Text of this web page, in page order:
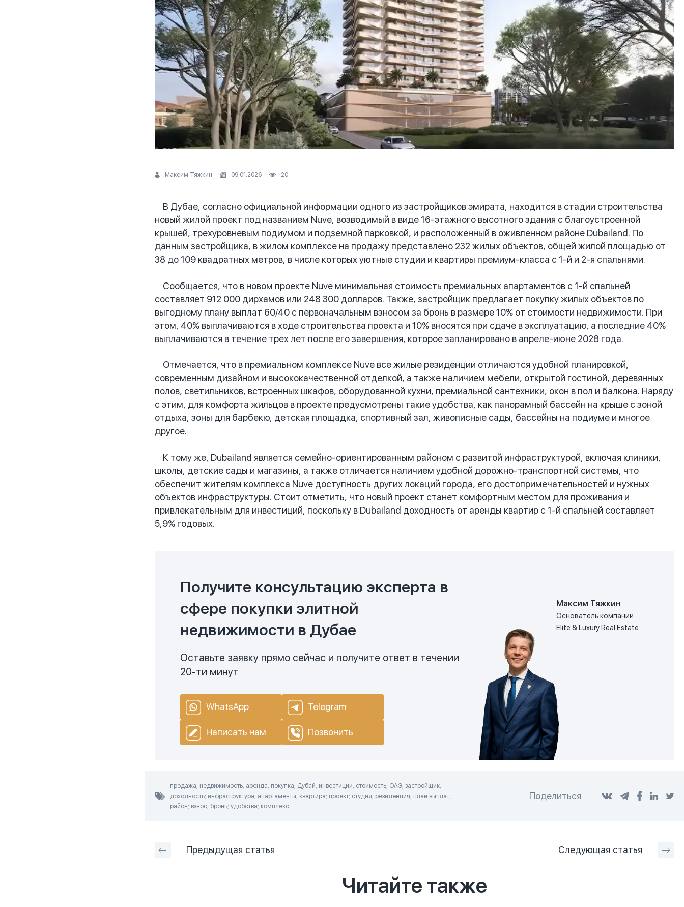
Максим Тяжкин 09.01.2026 20
В Дубае, согласно официальной информации одного из застройщиков эмирата, находится в стадии строительства
новый жилой проект под названием Nuve, возводимый в виде 16-этажного высотного здания с благоустроенной
крышей, трехуровневым подиумом и подземной парковкой, и расположенный в оживленном районе Dubailand. По
данным застройщика, в жилом комплексе на продажу представлено 232 жилых объектов, общей жилой площадью от
38 до 109 квадратных метров, в числе которых уютные студии и квартиры премиум-класса с 1-й и 2-я спальнями.
Сообщается, что в новом проекте Nuve минимальная стоимость премиальных апартаментов с 1-й спальней
составляет 912 000 дирхамов или 248 300 долларов. Также, застройщик предлагает покупку жилых объектов по
выгодному плану выплат 60/40 с первоначальным взносом за бронь в размере 10% от стоимости недвижимости. При
этом, 40% выплачиваются в ходе строительства проекта и 10% вносятся при сдаче в эксплуатацию, а последние 40%
выплачиваются в течение трех лет после его завершения, которое запланировано в апреле-июне 2028 года.
Отмечается, что в премиальном комплексе Nuve все жилые резиденции отличаются удобной планировкой,
современным дизайном и высококачественной отделкой, а также наличием мебели, открытой гостиной, деревянных
полов, светильников, встроенных шкафов, оборудованной кухни, премиальной сантехники, окон в пол и балкона. Наряду
с этим, для комфорта жильцов в проекте предусмотрены такие удобства, как панорамный бассейн на крыше с зоной
отдыха, зоны для барбекю, детская площадка, спортивный зал, живописные сады, бассейны на подиуме и многое
другое.
К тому же, Dubailand является семейно-ориентированным районом с развитой инфраструктурой, включая клиники,
школы, детские сады и магазины, а также отличается наличием удобной дорожно-транспортной системы, что
обеспечит жителям комплекса Nuve доступность других локаций города, его достопримечательностей и нужных
объектов инфраструктуры. Стоит отметить, что новый проект станет комфортным местом для проживания и
привлекательным для инвестиций, поскольку в Dubailand доходность от аренды квартир с 1-й спальней составляет
5,9% годовых.
Получите консультацию эксперта в
сфере покупки элитной
недвижимости в Дубае
Оставьте заявку прямо сейчас и получите ответ в течении
20-ти минут
WhatsApp Telegram
Написать нам Позвонить
Максим Тяжкин
Основатель компании
Elite & Luxury Real Estate
продажа; недвижимость; аренда; покупка; Дубай; инвестиции; стоимость; ОАЭ; застройщик;
доходность; инфраструктура; апартаменты; квартира; проект; студия; резиденция; план выплат;
район; взнос; бронь; удобства; комплекс
Поделиться
Предыдущая статья Следующая статья
Читайте также